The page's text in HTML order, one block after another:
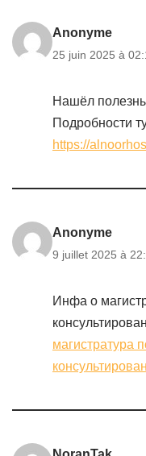
Anonyme
25 juin 2025 à
Нашёл
Подробности
https://
Anonyme
9 juillet 2025 à
Инфа о
магистратура